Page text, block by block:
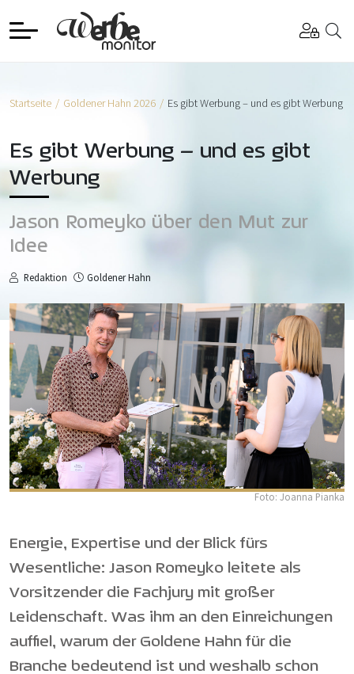
Startseite Goldener Hahn 2026 Es gibt Werbung – und es gibt Werbung
Es gibt Werbung – und es gibt
Werbung
Jason Romeyko über den Mut zur
Idee
Redaktion Goldener Hahn
Foto: Joanna Pianka
Energie, Expertise und der Blick fürs
Wesentliche: Jason Romeyko leitete als
Vorsitzender die Fachjury mit großer
Leidenschaft. Was ihm an den Einreichungen
auffiel, warum der Goldene Hahn für die
Branche bedeutend ist und weshalb schon